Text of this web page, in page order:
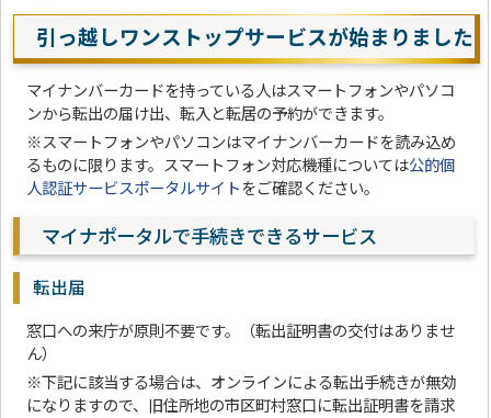
引っ越しワンストップサービスが始まりました
マイナンバーカードを持っている人はスマートフォンやパソコ
ンから転出の届け出、転入と転居の予約ができます。
※スマートフォンやパソコンはマイナンバーカードを読み込め
るものに限ります。スマートフォン対応機種については公的個
人認証サービスポータルサイト をご確認ください。
マイナポータルで手続きできるサービス
転出届
窓口への来庁が原則不要です。（転出証明書の交付はありませ
ん）
※下記に該当する場合は、オンラインによる転出手続きが無効
になりますので、旧住所地の市区町村窓口に転出証明書を請求